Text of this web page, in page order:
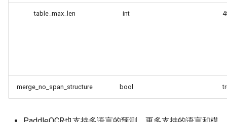
table_max_len int
merge_no_span_structure bool